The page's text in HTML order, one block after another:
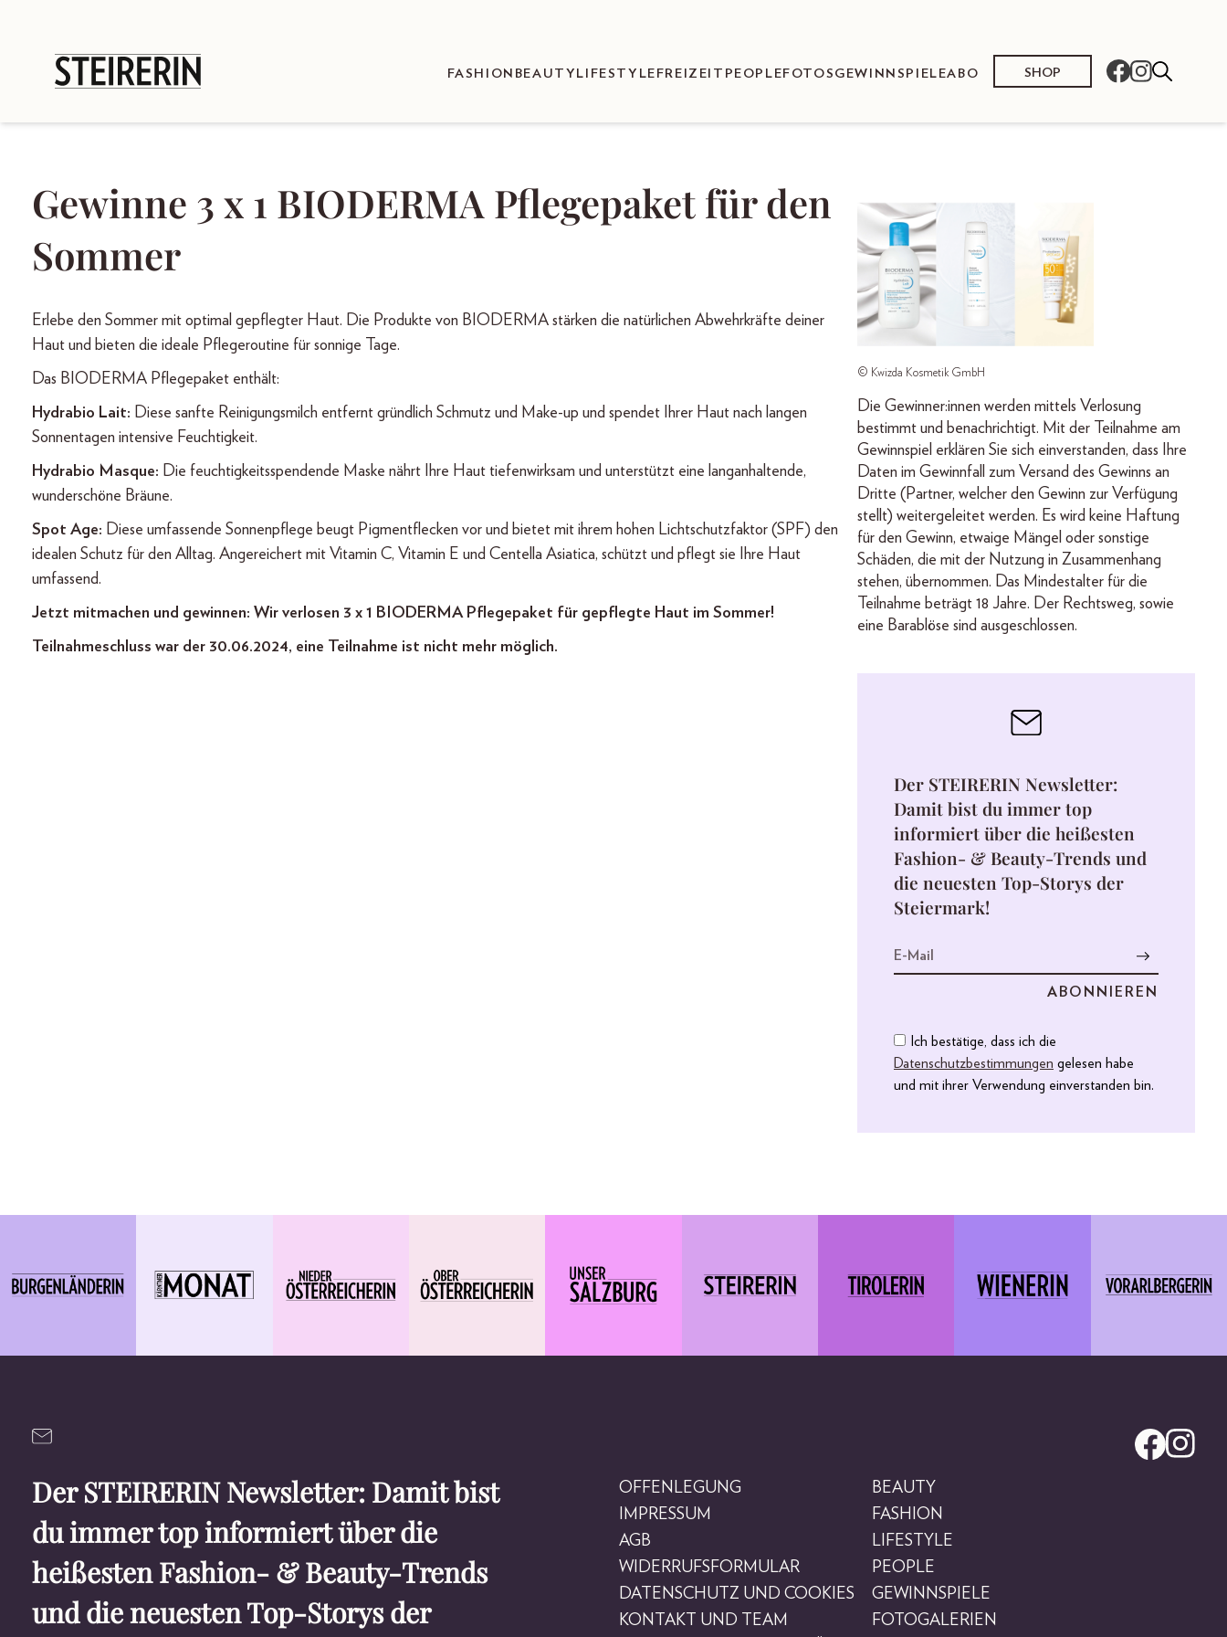
FASHION BEAUTY LIFESTYLE FREIZEIT PEOPLEFOTOS GEWINNSPIELEABO SHOP
Gewinne 3 x 1 BIODERMA Pflegepaket für den
Sommer
Erlebe den Sommer mit optimal gepflegter Haut. Die Produkte von BIODERMA stärken die natürlichen Abwehrkräfte deiner
Haut und bieten die ideale Pflegeroutine für sonnige Tage.
Das BIODERMA Pflegepaket enthält:
Hydrabio Lait: Diese sanfte Reinigungsmilch entfernt gründlich Schmutz und Make-up und spendet Ihrer Haut nach langen
Sonnentagen intensive Feuchtigkeit.
Hydrabio Masque: Die feuchtigkeitsspendende Maske nährt Ihre Haut tiefenwirksam und unterstützt eine langanhaltende,
wunderschöne Bräune.
Spot Age: Diese umfassende Sonnenpflege beugt Pigmentflecken vor und bietet mit ihrem hohen Lichtschutzfaktor (SPF) den
idealen Schutz für den Alltag. Angereichert mit Vitamin C, Vitamin E und Centella Asiatica, schützt und pflegt sie Ihre Haut
umfassend.
Jetzt mitmachen und gewinnen: Wir verlosen 3 x 1 BIODERMA Pflegepaket für gepflegte Haut im Sommer!
Teilnahmeschluss war der 30.06.2024, eine Teilnahme ist nicht mehr möglich.
© Kwizda Kosmetik GmbH
Die Gewinner:innen werden mittels Verlosung
bestimmt und benachrichtigt. Mit der Teilnahme am
Gewinnspiel erklären Sie sich einverstanden, dass Ihre
Daten im Gewinnfall zum Versand des Gewinns an
Dritte (Partner, welcher den Gewinn zur Verfügung
stellt) weitergeleitet werden. Es wird keine Haftung
für den Gewinn, etwaige Mängel oder sonstige
Schäden, die mit der Nutzung in Zusammenhang
stehen, übernommen. Das Mindestalter für die
Teilnahme beträgt 18 Jahre. Der Rechtsweg, sowie
eine Barablöse sind ausgeschlossen.
Der STEIRERIN Newsletter:
Damit bist du immer top
informiert über die heißesten
Fashion- & Beauty-Trends und
die neuesten Top-Storys der
Steiermark!
Ich bestätige, dass ich die
Datenschutzbestimmungen gelesen habe
und mit ihrer Verwendung einverstanden bin.
Der STEIRERIN Newsletter: Damit bist
du immer top informiert über die
heißesten Fashion- & Beauty-Trends
und die neuesten Top-Storys der
OFFENLEGUNG
IMPRESSUM
AGB
WIDERRUFSFORMULAR
DATENSCHUTZ UND COOKIES
KONTAKT UND TEAM
BEAUTY
FASHION
LIFESTYLE
PEOPLE
GEWINNSPIELE
FOTOGALERIEN